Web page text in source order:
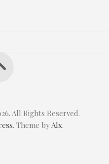
All Rights Reserved.
. Theme byAlx.